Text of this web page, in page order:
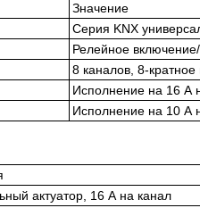
Значение
Серия KNX
Релейное
8 каналов, 8-
Исполнение на 16 А
Исполнение на 10 А
актуатор, 16 А на канал